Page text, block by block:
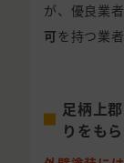
が、優良業
可 を持つ業
足柄上
りをも